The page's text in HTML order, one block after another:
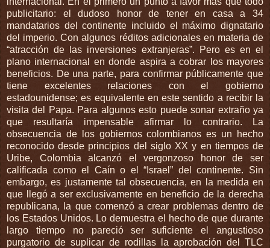
publicitario: el dudoso honor de tener en casa a 34
mandatarios del continente incluido el máximo dignatario
del imperio. Con algunos réditos adicionales en materia de
“atracción de las inversiones extranjeras”. Pero es en el
plano internacional en donde aspira a cobrar los mayores
beneficios. De una parte, para confirmar públicamente que
tiene excelentes relaciones con el gobierno
estadounidense; es equivalente en este sentido a recibir la
visita del Papa. Para algunos esto puede sonar extraño ya
que resultaría impensable afirmar lo contrario. La
obsecuencia de los gobiernos colombianos es un hecho
reconocido desde principios del siglo XX y en tiempos de
Uribe, Colombia alcanzó el vergonzoso honor de ser
calificada como el Caín o el “Israel” del continente. Sin
embargo, es justamente tal obsecuencia, en la medida en
que llegó a ser exclusivamente en beneficio de la derecha
republicana, la que comenzó a crear problemas dentro de
los Estados Unidos. Lo demuestra el hecho de que durante
largo tiempo no pareció ser suficiente el angustioso
purgatorio de suplicar de rodillas la aprobación del TLC